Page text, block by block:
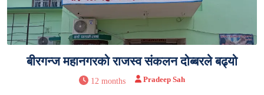
बीरगन्ज महानगरको राजस्व संकलन दोब्बरले बढ्यो
12 months Pradeep Sah